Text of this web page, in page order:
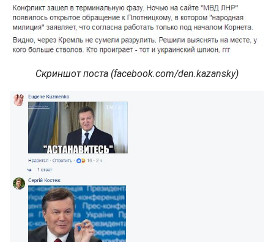
Скриншот поста (facebook.com/den.kazansky)